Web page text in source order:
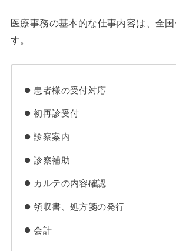
医療事務の基本的な仕事内容は、全
す。
患者様の受付対応
初再診受付
診察案内
診察補助
カルテの内容確認
領収書、処方箋の発行
会計